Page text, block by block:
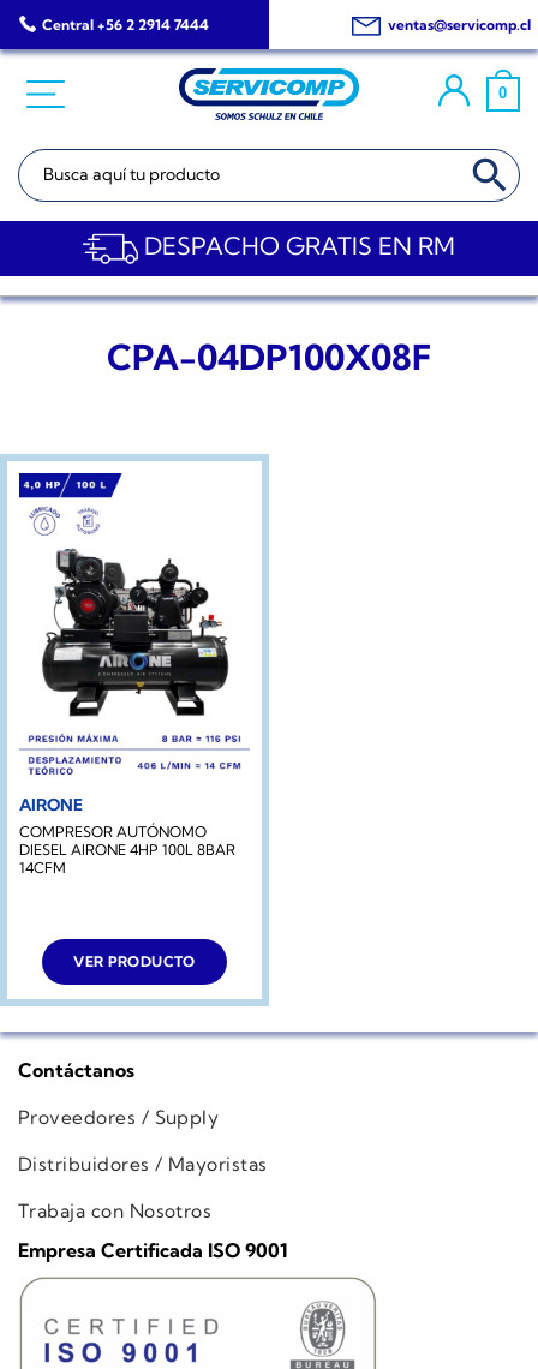
Saltar
al
Central +56 2 2914 7444 ventas@servicomp.cl
0
Buscar: BOTÓN DE
DESPACHO GRATIS EN RM
CPA-04DP100X08F
AIRONE
COMPRESOR AUTÓNOMO
DIESEL AIRONE 4HP 100L 8BAR
14CFM
VER PRODUCTO
Contáctanos
Proveedores / Supply
Distribuidores / Mayoristas
Trabaja con Nosotros
Empresa Certificada ISO 9001